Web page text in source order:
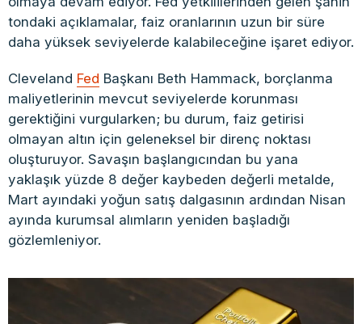
tondaki açıklamalar, faiz oranlarının uzun bir süre
daha yüksek seviyelerde kalabileceğine işaret ediyor.
Cleveland Fed Başkanı Beth Hammack, borçlanma
maliyetlerinin mevcut seviyelerde korunması
gerektiğini vurgularken; bu durum, faiz getirisi
olmayan altın için geleneksel bir direnç noktası
oluşturuyor. Savaşın başlangıcından bu yana
yaklaşık yüzde 8 değer kaybeden değerli metalde,
Mart ayındaki yoğun satış dalgasının ardından Nisan
ayında kurumsal alımların yeniden başladığı
gözlemleniyor.